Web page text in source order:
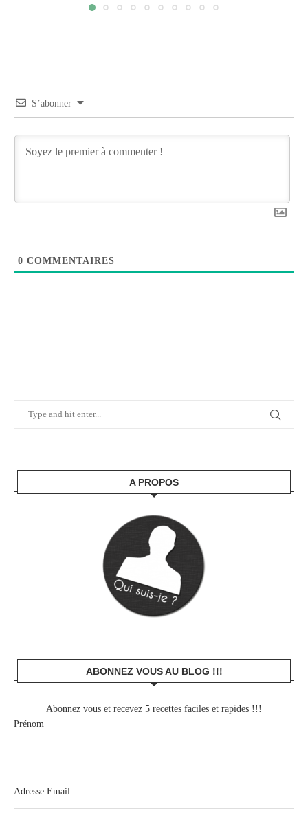
S’abonner
0 COMMENTAIRES
A PROPOS
ABONNEZ VOUS AU BLOG !!!
Abonnez vous et recevez 5 recettes faciles et rapides !!!
Prénom
Adresse Email